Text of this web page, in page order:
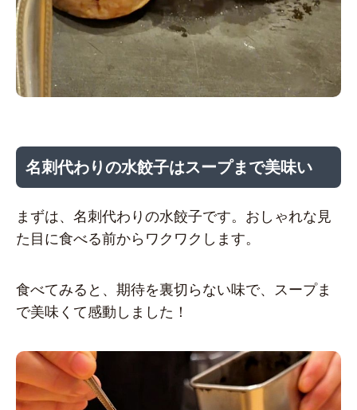
名刺代わりの水餃子はスープまで美味い
まずは、名刺代わりの水餃子です。おしゃれな見
た目に食べる前からワクワクします。
食べてみると、期待を裏切らない味で、スープま
で美味くて感動しました！